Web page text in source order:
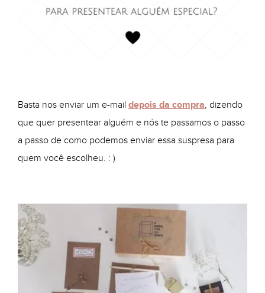
Basta nos enviar um e-mail depois da compra, dizendo
que quer presentear alguém e nós te passamos o passo
a passo de como podemos enviar essa suspresa para
quem você escolheu. : )